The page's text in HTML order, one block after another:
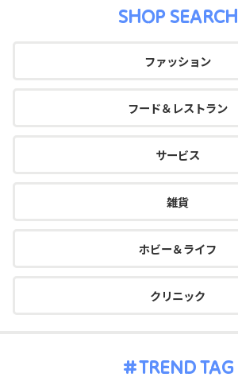
SHOP SEARCH
ファッション
フード＆レストラン
サービス
雑貨
ホビー＆ライフ
クリニック
TREND TAG